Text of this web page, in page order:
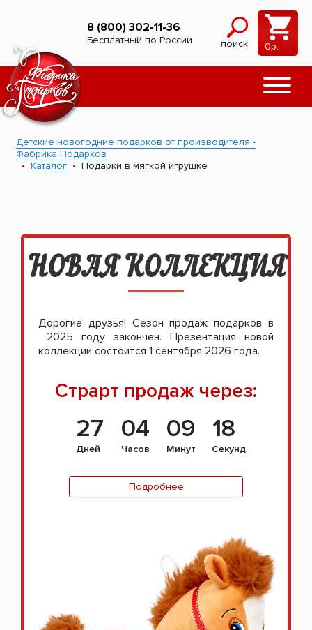
8 (800) 302-11-36
Бесплатный по России поиск 0р.
Детские новогодние подарков от производителя -
Фабрика Подарков
Каталог
Подарки в мягкой игрушке
НОВАЯ КОЛЛЕКЦИЯ
Дорогие друзья! Сезон продаж подарков в
2025 году закончен. Презентация новой
коллекции состоится 1 сентября 2026 года.
Страрт продаж через:
27
Дней
04
Часов
09
Минут
17
Секунд
Подробнее